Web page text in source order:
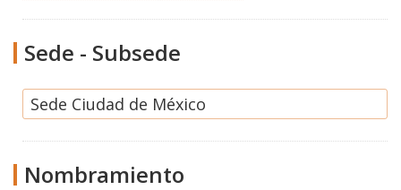
Sede - Subsede
Sede Ciudad de México
Nombramiento